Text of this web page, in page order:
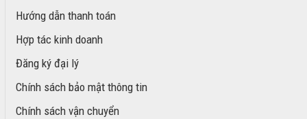
Hướng dẫn thanh toán
Hợp tác kinh doanh
Đăng ký đại lý
Chính sách bảo mật thông tin
Chính sách vận chuyển